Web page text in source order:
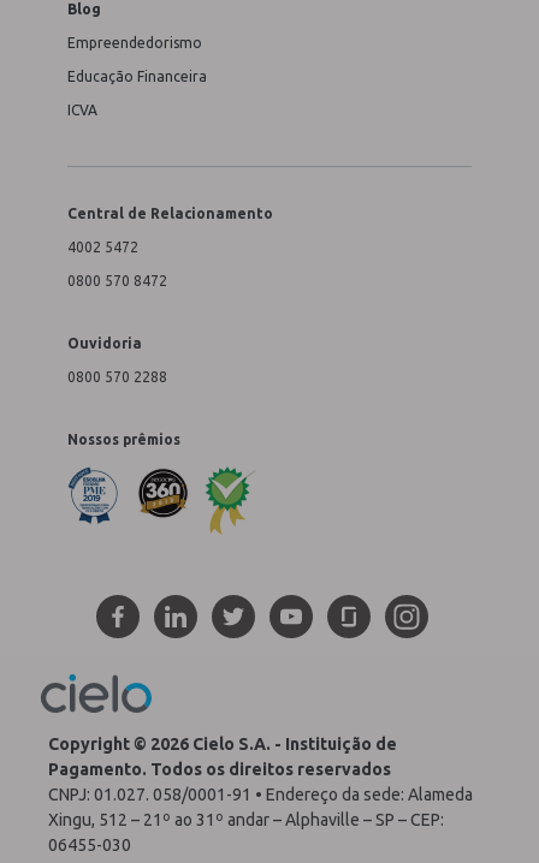
Blog
Empreendedorismo
Educação Financeira
ICVA
Central de Relacionamento
4002 5472
0800 570 8472
Ouvidoria
0800 570 2288
Nossos prêmios
Copyright © 2026 Cielo S.A. - Instituição de
Pagamento. Todos os direitos reservados
CNPJ: 01.027. 058/0001-91 • Endereço da sede: Alameda
Xingu, 512 – 21º ao 31º andar – Alphaville – SP – CEP:
06455-030